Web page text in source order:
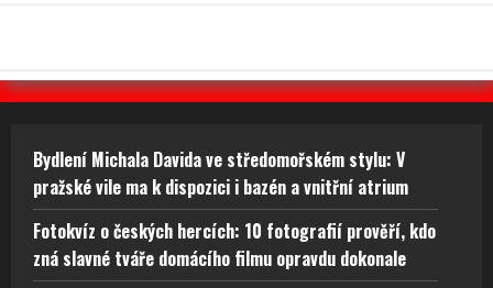
Bydlení Michala Davida ve středomořském stylu: V
pražské vile ma k dispozici i bazén a vnitřní atrium
Fotokvíz o českých hercích: 10 fotografií prověří, kdo
zná slavné tváře domácího filmu opravdu dokonale